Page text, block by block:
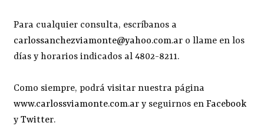
Para cualquier consulta, escríbanos a
carlossanchezviamonte@yahoo.com.ar o llame en los
días y horarios indicados al 4802-8211.
Como siempre, podrá visitar nuestra página
www.carlossviamonte.com.ar y seguirnos enFacebook
yTwitter.